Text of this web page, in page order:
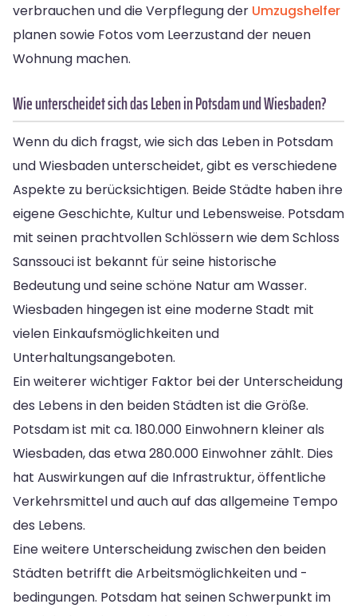
verbrauchen und die Verpflegung der Umzugshelfer
planen sowie Fotos vom Leerzustand der neuen
Wohnung machen.
Wie unterscheidet sich das Leben in Potsdam und Wiesbaden?
Wenn du dich fragst, wie sich das Leben in Potsdam
und Wiesbaden unterscheidet, gibt es verschiedene
Aspekte zu berücksichtigen. Beide Städte haben ihre
eigene Geschichte, Kultur und Lebensweise. Potsdam
mit seinen prachtvollen Schlössern wie dem Schloss
Sanssouci ist bekannt für seine historische
Bedeutung und seine schöne Natur am Wasser.
Wiesbaden hingegen ist eine moderne Stadt mit
vielen Einkaufsmöglichkeiten und
Unterhaltungsangeboten.
Ein weiterer wichtiger Faktor bei der Unterscheidung
des Lebens in den beiden Städten ist die Größe.
Potsdam ist mit ca. 180.000 Einwohnern kleiner als
Wiesbaden, das etwa 280.000 Einwohner zählt. Dies
hat Auswirkungen auf die Infrastruktur, öffentliche
Verkehrsmittel und auch auf das allgemeine Tempo
des Lebens.
Eine weitere Unterscheidung zwischen den beiden
Städten betrifft die Arbeitsmöglichkeiten und -
bedingungen. Potsdam hat seinen Schwerpunkt im